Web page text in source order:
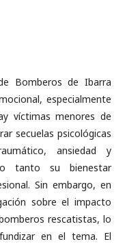
Bomberos de Ibarra
especialmente
víctimas menores de
secuelas psicológicas
ansiedad y
tanto su bienestar
Sin embargo, en
sobre el impacto
rescatistas, lo
en el tema. El